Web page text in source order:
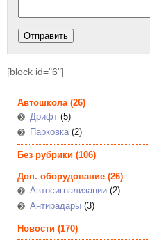
[block id="6"]
Автошкола(26)
Дрифт (5)
Парковка(2)
Без рубрики (106)
Доп. оборудование (26)
Автосигнализации (2)
Антирадары (3)
Новости (170)